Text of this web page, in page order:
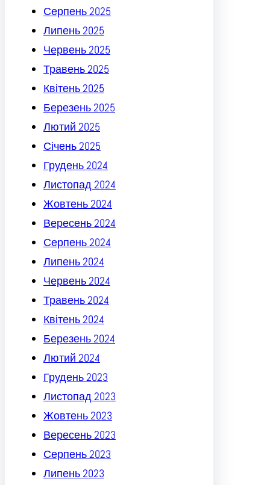
Серпень 2025
Липень 2025
Червень 2025
Травень 2025
Квітень 2025
Березень 2025
Лютий 2025
Січень 2025
Грудень 2024
Листопад 2024
Жовтень 2024
Вересень 2024
Серпень 2024
Липень 2024
Червень 2024
Травень 2024
Квітень 2024
Березень 2024
Лютий 2024
Грудень 2023
Листопад 2023
Жовтень 2023
Вересень 2023
Серпень 2023
Липень 2023